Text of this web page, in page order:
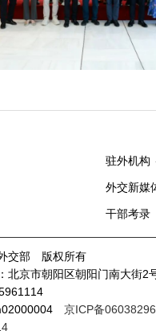
驻外机构
外交新媒
干部考录
交部 版权所有
北京市朝阳区朝阳门南大街
京ICP备